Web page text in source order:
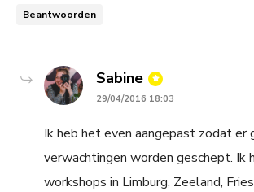
Beantwoorden
Sabine says:
29/04/2016 18:03
Ik heb het even aangepast zodat er
verwachtingen worden geschept. Ik
workshops in Limburg, Zeeland,